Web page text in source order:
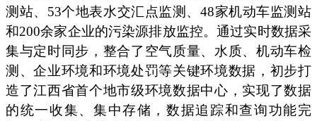
测站、53个地表水交汇点监测、48家机动车监测站
和200余家企业的污染源排放监控。通过实时数据采
集与定时同步，整合了空气质量、水质、机动车检
测、企业环境和环境处罚等关键环境数据，初步打
造了江西省首个地市级环境数据中心，实现了数据
的统一收集、集中存储，数据追踪和查询功能完